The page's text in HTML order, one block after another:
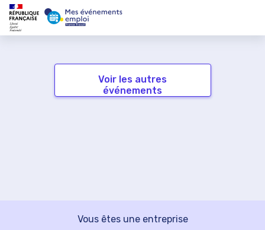
Voir les autres
événements
Vous êtes une entreprise